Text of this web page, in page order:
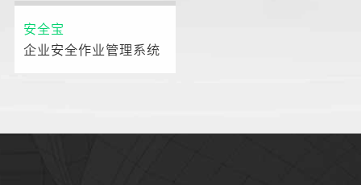
安全宝
企业安全作业管理系统